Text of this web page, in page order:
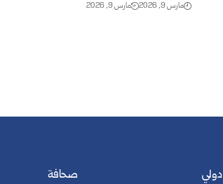
مارس 9, 2026 مارس 9, 2026
دولي
صحافة